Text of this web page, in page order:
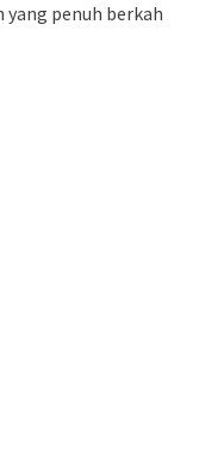
yang penuh berkah